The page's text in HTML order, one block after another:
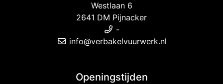
Westlaan 6
2641 DM Pijnacker
-
info@verbakelvuurwerk.nl
Openingstijden